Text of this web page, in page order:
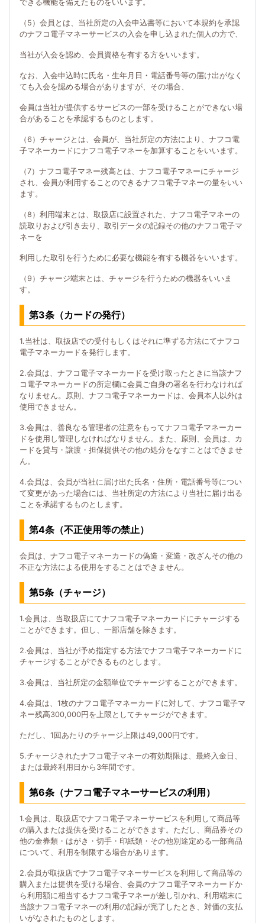
できる機能を備えたものをいいます。
（5）会員とは、当社所定の入会申込書等において本規約を承認
のナフコ電子マネーサービスの入会を申し込まれた個人の方で、
当社が入会を認め、会員資格を有する方をいいます。
なお、入会申込時に氏名・生年月日・電話番号等の届け出がなく
ても入会を認める場合がありますが、その場合、
会員は当社が提供するサービスの一部を受けることができない場
合があることを承認するものとします。
（6）チャージとは、会員が、当社所定の方法により、ナフコ電
子マネーカードにナフコ電子マネーを加算することをいいます。
（7）ナフコ電子マネー残高とは、ナフコ電子マネーにチャージ
され、会員が利用することのできるナフコ電子マネーの量をいい
ます。
（8）利用端末とは、取扱店に設置された、ナフコ電子マネーの
読取りおよび引き去り、取引データの記録その他のナフコ電子マ
ネーを
利用した取引を行うために必要な機能を有する機器をいいます。
（9）チャージ端末とは、チャージを行うための機器をいいま
す。
第3条（カードの発行）
1.当社は、取扱店での受付もしくはそれに準ずる方法にてナフコ
電子マネーカードを発行します。
2.会員は、ナフコ電子マネーカードを受け取ったときに当該ナフ
コ電子マネーカードの所定欄に会員ご自身の署名を行わなければ
なりません。原則、ナフコ電子マネーカードは、会員本人以外は
使用できません。
3.会員は、善良なる管理者の注意をもってナフコ電子マネーカー
ドを使用し管理しなければなりません。また、原則、会員は、カ
ードを貸与・譲渡・担保提供その他の処分をなすことはできませ
ん。
4.会員は、会員が当社に届け出た氏名・住所・電話番号等につい
て変更があった場合には、当社所定の方法により当社に届け出る
ことを承諾するものとします。
第4条（不正使用等の禁止）
会員は、ナフコ電子マネーカードの偽造・変造・改ざんその他の
不正な方法による使用をすることはできません。
第5条（チャージ）
1.会員は、当取扱店にてナフコ電子マネーカードにチャージする
ことができます。但し、一部店舗を除きます。
2.会員は、当社が予め指定する方法でナフコ電子マネーカードに
チャージすることができるものとします。
3.会員は、当社所定の金額単位でチャージすることができます。
4.会員は、1枚のナフコ電子マネーカードに対して、ナフコ電子マ
ネー残高300,000円を上限としてチャージができます。
ただし、1回あたりのチャージ上限は49,000円です。
5.チャージされたナフコ電子マネーの有効期限は、最終入金日、
または最終利用日から3年間です。
第6条（ナフコ電子マネーサービスの利用）
1.会員は、取扱店でナフコ電子マネーサービスを利用して商品等
の購入または提供を受けることができます。ただし、商品券その
他の金券類・はがき・切手・印紙類・その他別途定める一部商品
について、利用を制限する場合があります。
2.会員が取扱店でナフコ電子マネーサービスを利用して商品等の
購入または提供を受ける場合、会員のナフコ電子マネーカードか
ら利用額に相当するナフコ電子マネーが差し引かれ、利用端末に
当該ナフコ電子マネーの利用の記録が完了したとき、対価の支払
いがなされたものとします。